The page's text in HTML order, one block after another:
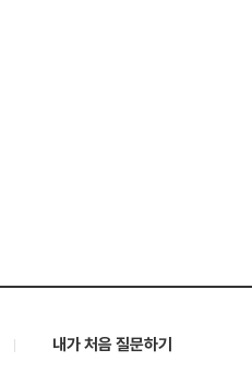
내가 처음 질문하기